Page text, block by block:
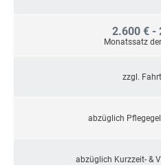
2.600 € -
Monatssatz
zzgl.
abzüglich
abzüglich Kurzzeit- &